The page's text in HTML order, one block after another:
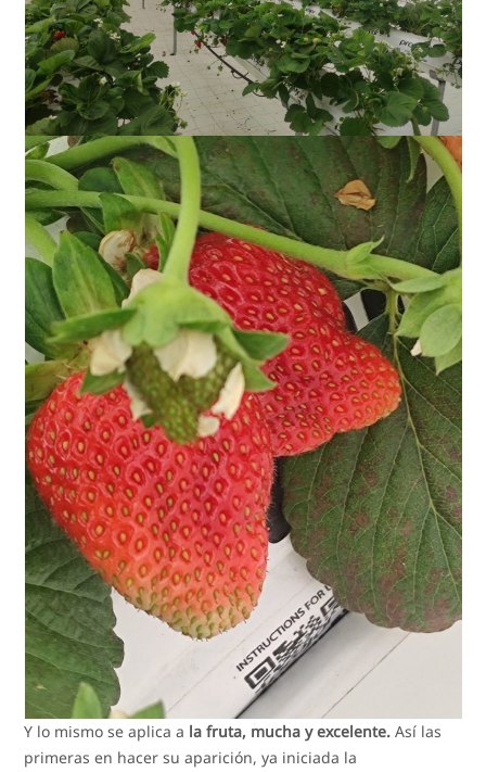
Y lo mismo se aplica a la fruta, mucha y excelente. Así las
primeras en hacer su aparición, ya iniciada la